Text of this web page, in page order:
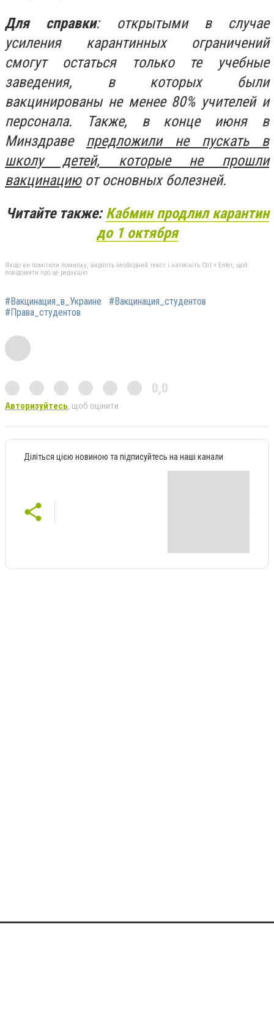
Для справки: открытыми в случае
усиления карантинных ограничений
смогут остаться только те учебные
заведения, в которых были
вакцинированы не менее 80% учителей и
персонала. Также, в конце июня в
Минздраве предложили не пускать в
школу детей, которые не прошли
вакцинациюот основных болезней.
Читайте также:Кабмин продлил карантин
до 1 октября
Якщо ви помітили помилку, виділіть необхідний текст і натисніть Ctrl + Enter, щоб
повідомити про це редакцію
#Вакцинация_в_Украине
#Вакцинация_студентов
#Права_студентов
0,0
Авторизуйтесь, щоб оцінити
Діліться цією новиною та підписуйтесь на наші канали